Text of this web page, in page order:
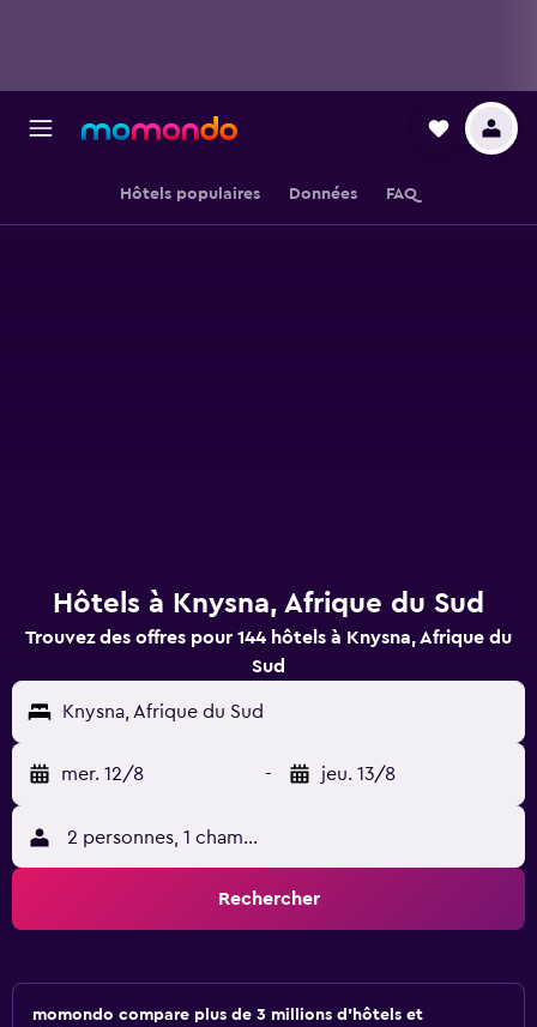
Hôtels populaires Données FAQ
Hôtels à Knysna, Afrique du Sud
Trouvez des offres pour 144 hôtels à Knysna, Afrique du
Sud
Knysna, Afrique du Sud
mer. 12/8 - jeu. 13/8
2 personnes, 1 chambre
Rechercher
momondo compare plus de 3 millions d'hôtels et